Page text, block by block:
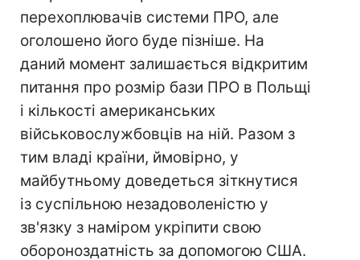
перехоплювачів системи ПРО, але
оголошено його буде пізніше. На
даний момент залишається відкритим
питання про розмір бази ПРО в Польщі
і кількості американських
військовослужбовців на ній. Разом з
тим владі країни, ймовірно, у
майбутньому доведеться зіткнутися
із суспільною незадоволеністю у
зв'язку з наміром укріпити свою
обороноздатність за допомогою США.